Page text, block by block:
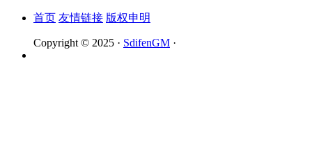
首页 友情链接 版权申明
Copyright © 2025 · SdifenGM ·